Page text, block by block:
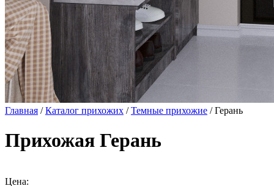
Главная /Каталог прихожих /Темные прихожие / Герань
Прихожая Герань
Цена: